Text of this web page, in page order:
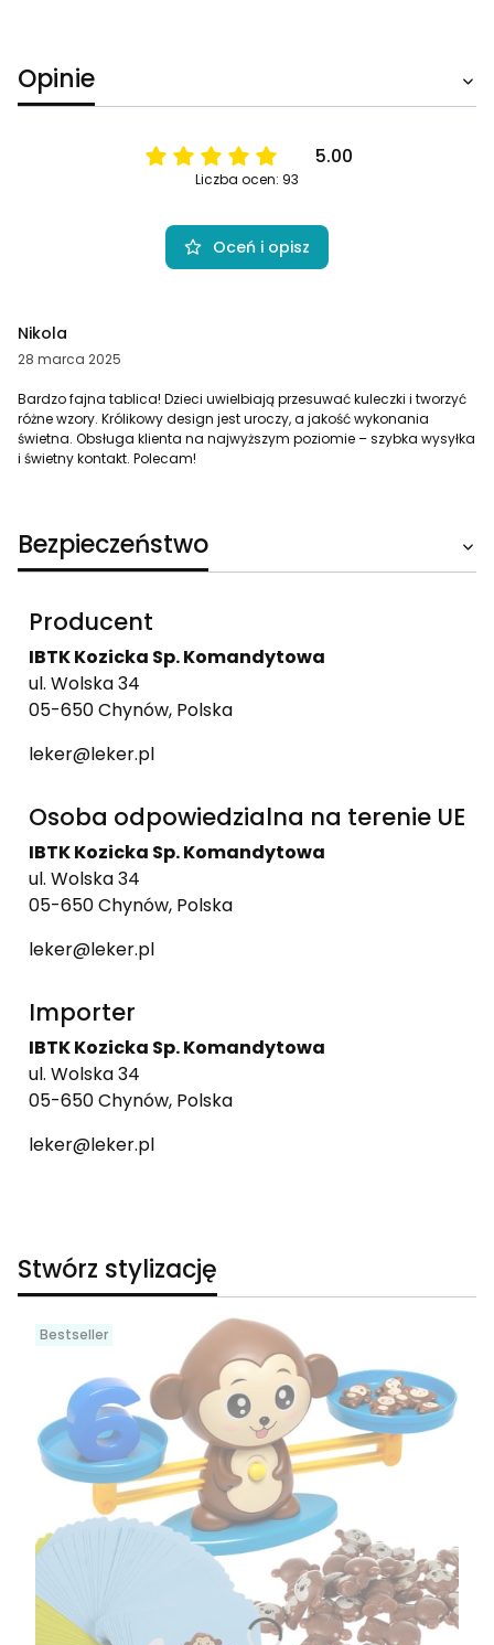
Opinie
5.00
Liczba ocen: 93
Oceń i opisz
Nikola
28 marca 2025
Bardzo fajna tablica! Dzieci uwielbiają przesuwać kuleczki i tworzyć
różne wzory. Królikowy design jest uroczy, a jakość wykonania
świetna. Obsługa klienta na najwyższym poziomie – szybka wysyłka
i świetny kontakt. Polecam!
Bezpieczeństwo
Producent
IBTK Kozicka Sp. Komandytowa
ul. Wolska 34
05-650 Chynów, Polska
leker@leker.pl
Osoba odpowiedzialna na terenie UE
IBTK Kozicka Sp. Komandytowa
ul. Wolska 34
05-650 Chynów, Polska
leker@leker.pl
Importer
IBTK Kozicka Sp. Komandytowa
ul. Wolska 34
05-650 Chynów, Polska
leker@leker.pl
Stwórz stylizację
Bestseller